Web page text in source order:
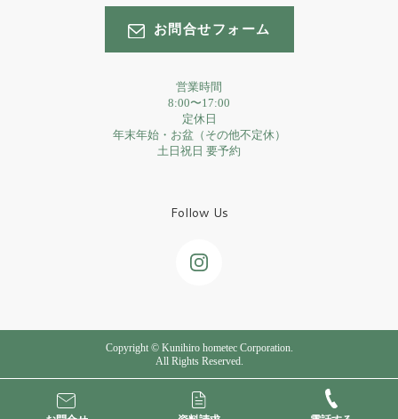
お問合せフォーム
営業時間
8:00〜17:00
定休日
年末年始・お盆（その他不定休）
土日祝日 要予約
Follow Us
Copyright © Kunihiro hometec Corporation.
All Rights Reserved.